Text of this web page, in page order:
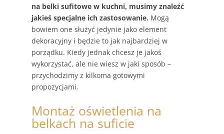
na belki sufitowe w kuchni, musimy znaleźć
jakieś specjalne ich zastosowanie. Mogą
bowiem one służyć jedynie jako element
dekoracyjny i będzie to jak najbardziej w
porządku. Kiedy jednak chcesz je jakoś
wykorzystać, ale nie wiesz w jaki sposób –
przychodzimy z kilkoma gotowymi
propozycjami.
Montaż oświetlenia na
belkach na suficie